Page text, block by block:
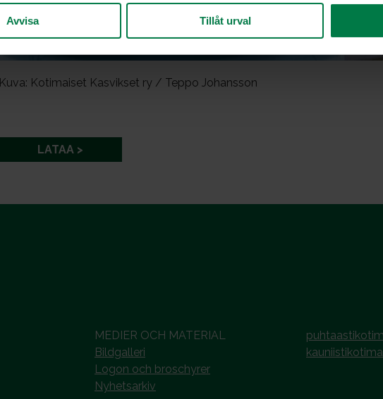
Avvisa Tillåt urval
Kuva: Kotimaiset Kasvikset ry / Teppo Johansson
LATAA
MEDIER OCH MATERIAL
Bildgalleri
Logon och broschyrer
Nyhetsarkiv